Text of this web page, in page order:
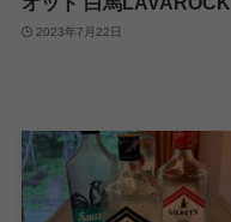
2023年7月22日